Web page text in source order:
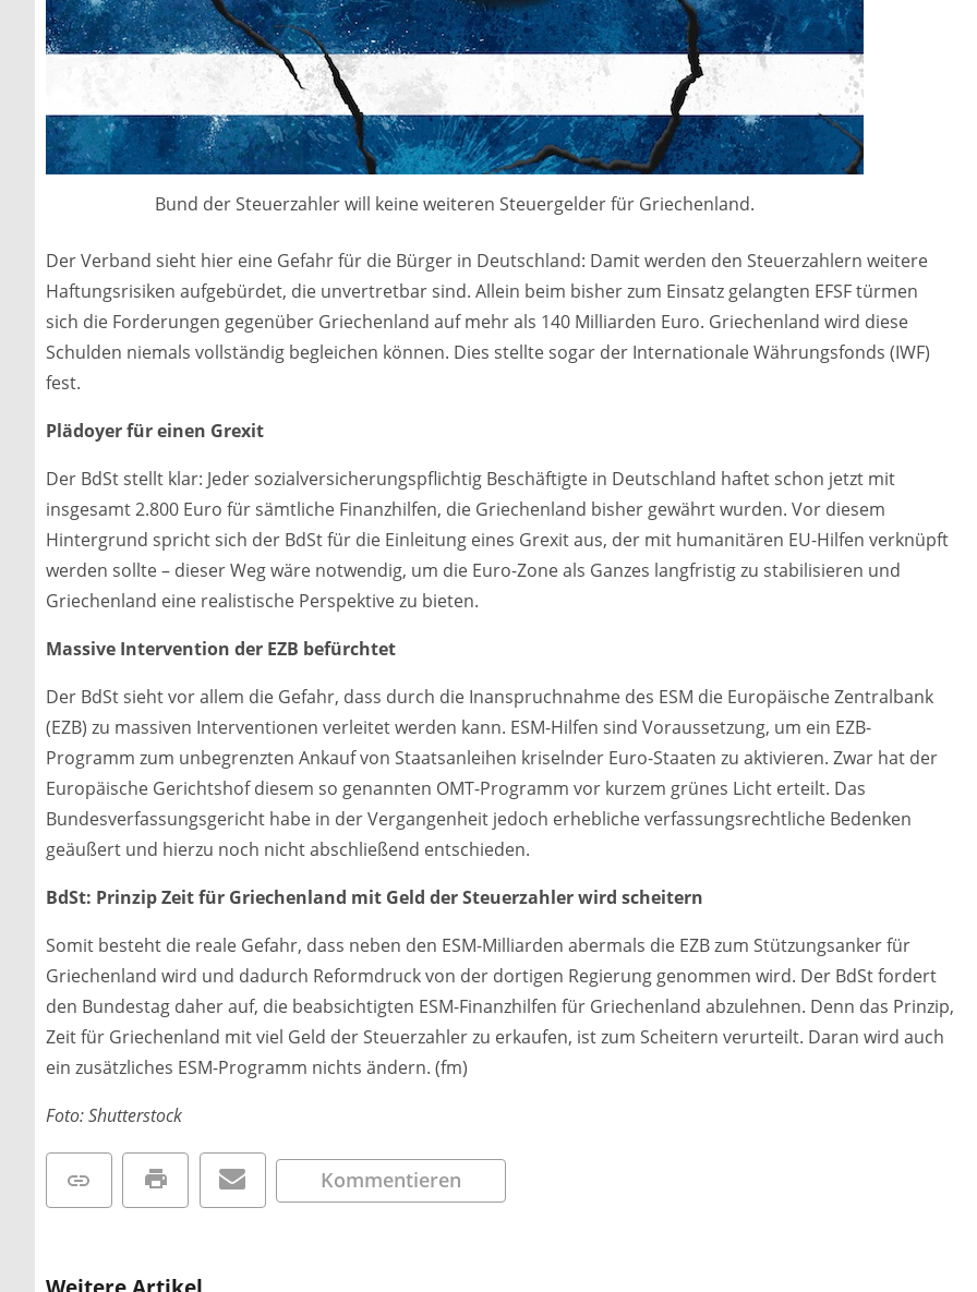
Bund der Steuerzahler will keine weiteren Steuergelder für Griechenland.
Der Verband sieht hier eine Gefahr für die Bürger in Deutschland: Damit werden den Steuerzahlern weitere
Haftungsrisiken aufgebürdet, die unvertretbar sind. Allein beim bisher zum Einsatz gelangten EFSF türmen
sich die Forderungen gegenüber Griechenland auf mehr als 140 Milliarden Euro. Griechenland wird diese
Schulden niemals vollständig begleichen können. Dies stellte sogar der Internationale Währungsfonds (IWF)
fest.
Plädoyer für einen Grexit
Der BdSt stellt klar: Jeder sozialversicherungspflichtig Beschäftigte in Deutschland haftet schon jetzt mit
insgesamt 2.800 Euro für sämtliche Finanzhilfen, die Griechenland bisher gewährt wurden. Vor diesem
Hintergrund spricht sich der BdSt für die Einleitung eines Grexit aus, der mit humanitären EU-Hilfen verknüpft
werden sollte – dieser Weg wäre notwendig, um die Euro-Zone als Ganzes langfristig zu stabilisieren und
Griechenland eine realistische Perspektive zu bieten.
Massive Intervention der EZB befürchtet
Der BdSt sieht vor allem die Gefahr, dass durch die Inanspruchnahme des ESM die Europäische Zentralbank
(EZB) zu massiven Interventionen verleitet werden kann. ESM-Hilfen sind Voraussetzung, um ein EZB-
Programm zum unbegrenzten Ankauf von Staatsanleihen kriselnder Euro-Staaten zu aktivieren. Zwar hat der
Europäische Gerichtshof diesem so genannten OMT-Programm vor kurzem grünes Licht erteilt. Das
Bundesverfassungsgericht habe in der Vergangenheit jedoch erhebliche verfassungsrechtliche Bedenken
geäußert und hierzu noch nicht abschließend entschieden.
BdSt: Prinzip Zeit für Griechenland mit Geld der Steuerzahler wird scheitern
Somit besteht die reale Gefahr, dass neben den ESM-Milliarden abermals die EZB zum Stützungsanker für
Griechenland wird und dadurch Reformdruck von der dortigen Regierung genommen wird. Der BdSt fordert
den Bundestag daher auf, die beabsichtigten ESM-Finanzhilfen für Griechenland abzulehnen. Denn das Prinzip,
Zeit für Griechenland mit viel Geld der Steuerzahler zu erkaufen, ist zum Scheitern verurteilt. Daran wird auch
ein zusätzliches ESM-Programm nichts ändern. (fm)
Foto: Shutterstock
Kommentieren